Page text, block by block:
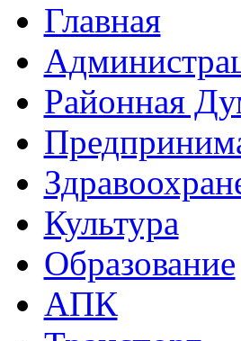
Главная
Районная
Культура
Образование
АПК